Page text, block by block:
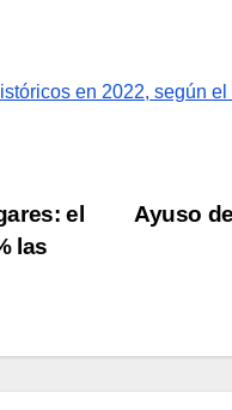
en 2022, según
Ayuso
el
las